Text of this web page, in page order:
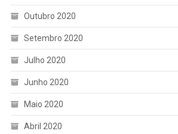
Outubro 2020
Setembro 2020
Julho 2020
Junho 2020
Maio 2020
Abril 2020